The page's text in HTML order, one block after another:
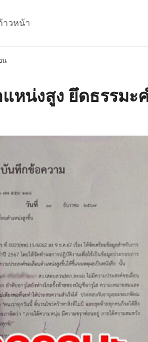
าวหน้า
น
หน่งสูง ยึดธรรมะ